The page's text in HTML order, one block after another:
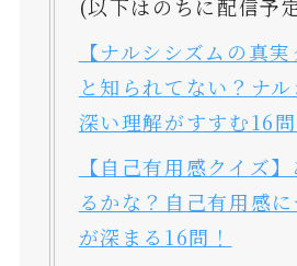
(以下はのちに配信予定
【ナルシシズムの真
と知られてない？ナ
深い理解がすすむ16問
【自己有用感クイズ
るかな？自己有用感
が深まる16問！